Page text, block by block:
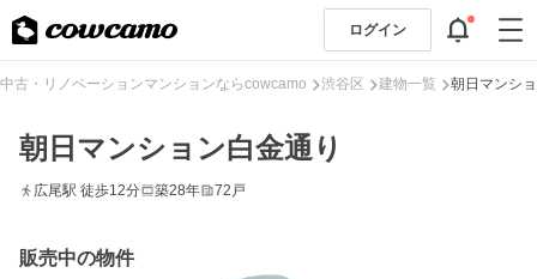
ログイン
中古・リノベーションマンションならcowcamo 渋谷区 建物一覧 朝日マンシ
朝日マンション白金通り
広尾駅 徒歩12分 築28年 72戸
販売中の物件